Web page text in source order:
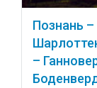
Познань
–